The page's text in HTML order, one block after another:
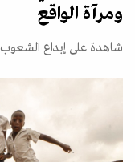
ومرآة الواقع
شاهدة على إبداع